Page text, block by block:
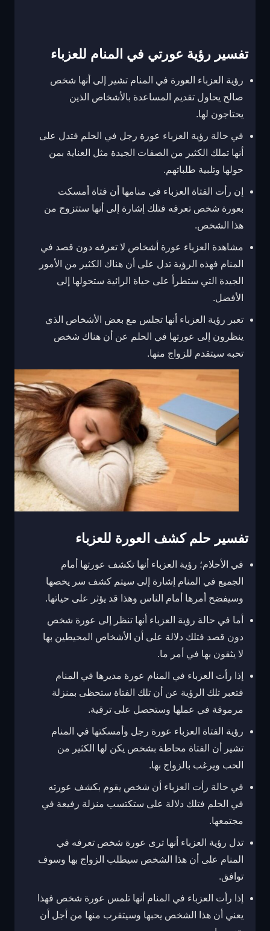
تفسير رؤية عورتي في المنام للعزباء
رؤية العزباء العورة في المنام تشير إلى أنها شخص
صالح يحاول تقديم المساعدة بالأشخاص الذين
يحتاجون لها.
في حالة رؤية العزباء عورة رجل في الحلم فتدل على
أنها تملك الكثير من الصفات الجيدة مثل العناية بمن
حولها وتلبية طلباتهم.
إن رأت الفتاة العزباء في منامها أن فتاة أمسكت
بعورة شخص تعرفه فتلك إشارة إلى أنها ستتزوج من
هذا الشخص.
مشاهدة العزباء عورة أشخاص لا تعرفه دون قصد في
المنام فهذه الرؤية تدل على أن هناك الكثير من الأمور
الجيدة التي ستطرأ على حياة الرائية ستحولها إلى
الأفضل.
تعبر رؤية العزباء أنها تجلس مع بعض الأشخاص الذي
ينظرون إلى عورتها في الحلم عن أن هناك شخص
تحبه سيتقدم للزواج منها.
تفسير حلم كشف العورة للعزباء
في الأحلام؛ رؤية العزباء أنها تكشف عورتها أمام
الجميع في المنام إشارة إلى سيتم كشف سر يخصها
وسيفضح أمرها أمام الناس وهذا قد يؤثر على حياتها.
أما في حالة رؤية العزباء أنها تنظر إلى عورة شخص
دون قصد فتلك دلالة على أن الأشخاص المحيطين بها
لا يثقون بها في أمر ما.
إذا رأت العزباء في المنام عورة مديرها في المنام
فتعبر تلك الرؤية عن أن تلك الفتاة ستحظى بمنزلة
مرموقة في عملها وستحصل على ترقية.
رؤية الفتاة العزباء عورة رجل وأمسكتها في المنام
تشير أن الفتاة محاطة بشخص يكن لها الكثير من
الحب ويرغب بالزواج بها.
في حالة رأت العزباء أن شخص يقوم بكشف عورته
في الحلم فتلك دلالة على ستكتسب منزلة رفيعة في
مجتمعها.
تدل رؤية العزباء أنها ترى عورة شخص تعرفه في
المنام على أن هذا الشخص سيطلب الزواج بها وسوف
توافق.
إذا رأت العزباء في المنام أنها تلمس عورة شخص فهذا
يعني أن هذا الشخص يحبها وسيتقرب منها من أجل أن